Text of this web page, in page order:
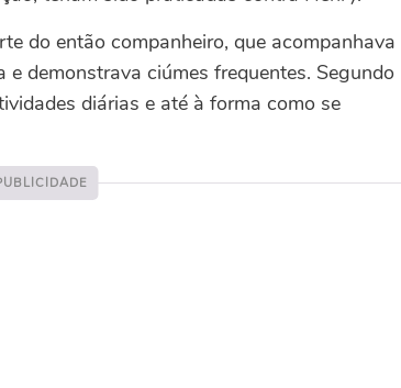
do então companheiro, que acompanhava
demonstrava ciúmes frequentes. Segundo
diárias e até à forma como se